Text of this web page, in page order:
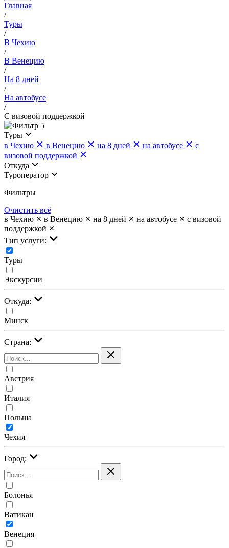
Главная
/
Туры
/
В Чехию
/
В Венецию
/
На 8 дней
/
На автобусе
/
С визовой поддержкой
5
Туры
в Чехию
в Венецию на 8 дней на автобусе
с
визовой поддержкой
Откуда
Туроператор
Фильтры
Очистить всё
в Чехию
в Венецию на 8 дней на автобусе
с визовой
поддержкой
Тип услуги:
Туры
Экскурсии
Откуда:
Минск
Страна:
Австрия
Италия
Польша
Чехия
Город:
Болонья
Ватикан
Венеция